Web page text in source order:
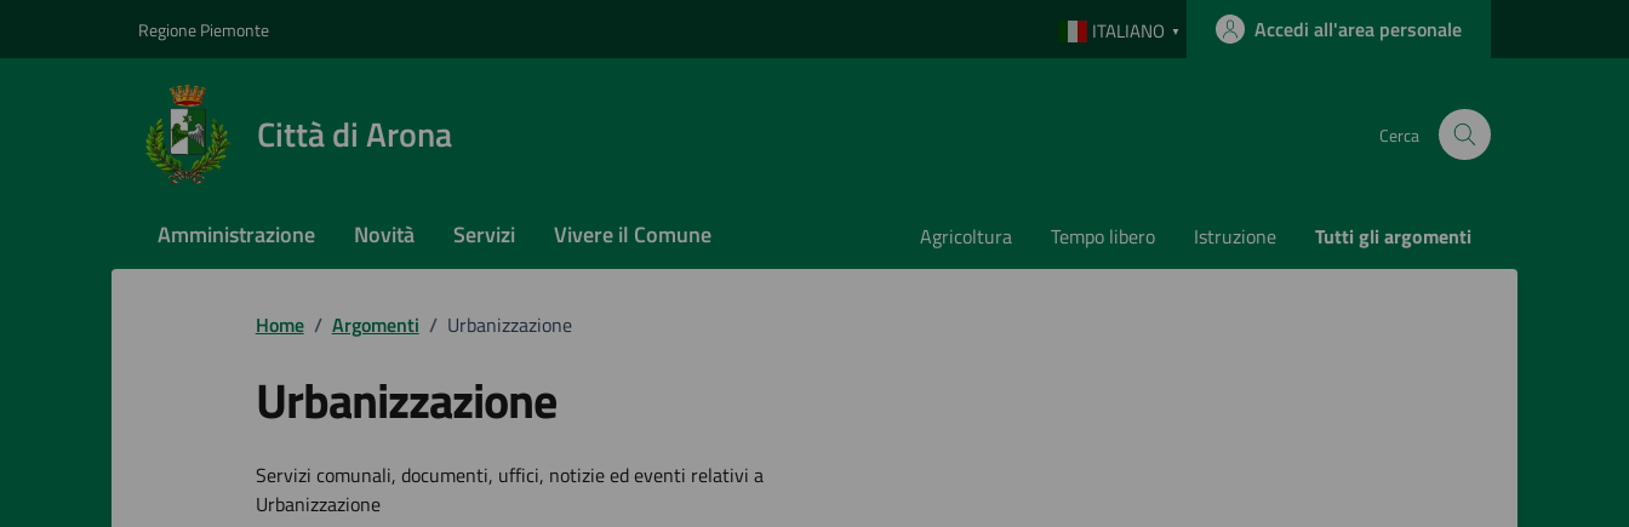
Regione Piemonte ITALIANO ▼ Accedi all'area personale
Città di Arona Cerca
Amministrazione Novità Servizi Vivere il Comune Agricoltura Tempo libero Istruzione Tutti gli argomenti
Home / Argomenti / Urbanizzazione
Urbanizzazione
Dettagli dell'argomento
Servizi comunali, documenti, uffici, notizie ed eventi relativi a
Urbanizzazione